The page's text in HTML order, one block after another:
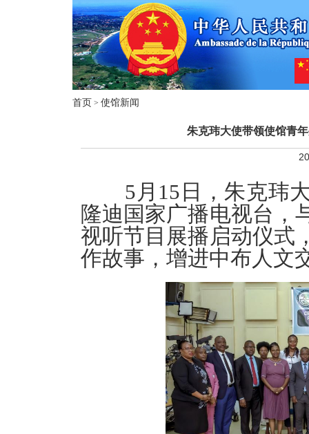
首页 > 使馆新闻
朱克玮大使带领使馆青
5月15日，朱克玮
隆迪国家广播电视台，
视听节目展播启动仪式
作故事，增进中布人文